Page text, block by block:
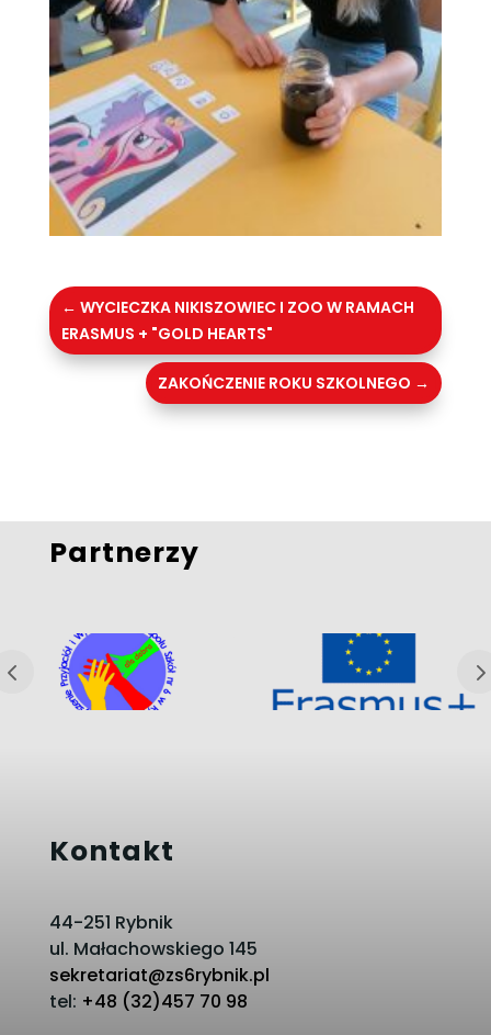
← WYCIECZKA NIKISZOWIEC I ZOO W RAMACH
ERASMUS + "GOLD HEARTS"
ZAKOŃCZENIE ROKU SZKOLNEGO →
Partnerzy
Kontakt
44-251 Rybnik
ul. Małachowskiego 145
sekretariat@zs6rybnik.pl
tel: +48 (32)457 70 98